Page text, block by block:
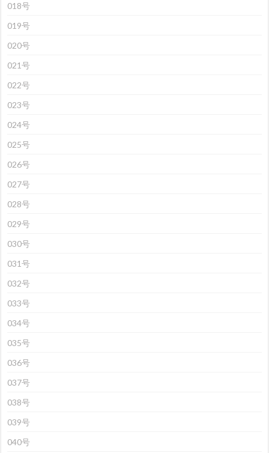
018号
019号
020号
021号
022号
023号
024号
025号
026号
027号
028号
029号
030号
031号
032号
033号
034号
035号
036号
037号
038号
039号
040号